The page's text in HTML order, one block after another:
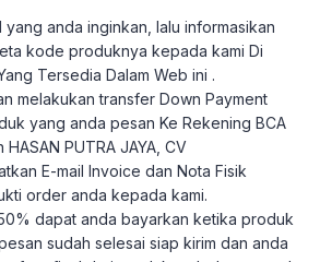
anda inginkan, lalu informasikan
kode produknya kepada kami Di
Tersedia Dalam Web ini .
melakukan transfer Down Payment
yang anda pesan Ke Rekening BCA
PUTRA JAYA, CV
E-mail Invoice dan Nota Fisik
order anda kepada kami.
dapat anda bayarkan ketika produk
sudah selesai siap kirim dan anda